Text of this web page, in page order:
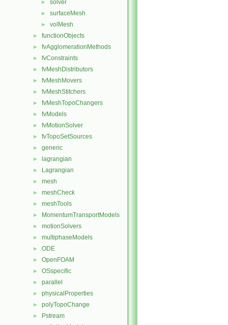
► solver
► surfaceMesh
► volMesh
► functionObjects
► fvAgglomerationMethods
► fvConstraints
► fvMeshDistributors
► fvMeshMovers
► fvMeshStitchers
► fvMeshTopoChangers
► fvModels
► fvMotionSolver
► fvTopoSetSources
► generic
► lagrangian
► Lagrangian
► mesh
► meshCheck
► meshTools
► MomentumTransportModels
► motionSolvers
► multiphaseModels
► ODE
► OpenFOAM
► OSspecific
► parallel
► physicalProperties
► polyTopoChange
► Pstream